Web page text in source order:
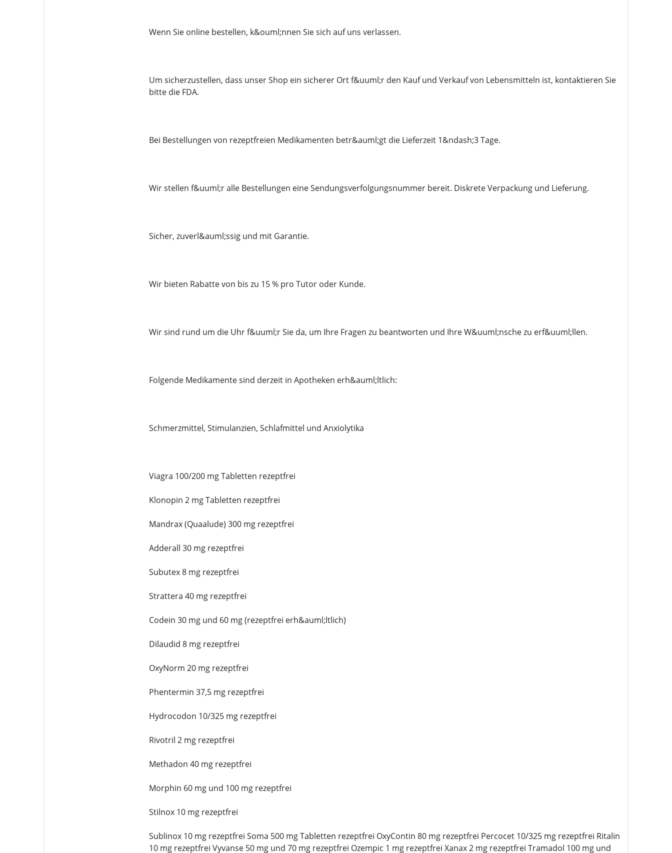
Wenn Sie online bestellen, k&ouml;nnen Sie sich auf uns verlassen.
Um sicherzustellen, dass unser Shop ein sicherer Ort f&uuml;r den Kauf und Verkauf von Lebensmitteln ist, kontaktieren Sie
bitte die FDA.
Bei Bestellungen von rezeptfreien Medikamenten betr&auml;gt die Lieferzeit 1&ndash;3 Tage.
Wir stellen f&uuml;r alle Bestellungen eine Sendungsverfolgungsnummer bereit. Diskrete Verpackung und Lieferung.
Sicher, zuverl&auml;ssig und mit Garantie.
Wir bieten Rabatte von bis zu 15 % pro Tutor oder Kunde.
Wir sind rund um die Uhr f&uuml;r Sie da, um Ihre Fragen zu beantworten und Ihre W&uuml;nsche zu erf&uuml;llen.
Folgende Medikamente sind derzeit in Apotheken erh&auml;ltlich:
Schmerzmittel, Stimulanzien, Schlafmittel und Anxiolytika
Viagra 100/200 mg Tabletten rezeptfrei
Klonopin 2 mg Tabletten rezeptfrei
Mandrax (Quaalude) 300 mg rezeptfrei
Adderall 30 mg rezeptfrei
Subutex 8 mg rezeptfrei
Strattera 40 mg rezeptfrei
Codein 30 mg und 60 mg (rezeptfrei erh&auml;ltlich)
Dilaudid 8 mg rezeptfrei
OxyNorm 20 mg rezeptfrei
Phentermin 37,5 mg rezeptfrei
Hydrocodon 10/325 mg rezeptfrei
Rivotril 2 mg rezeptfrei
Methadon 40 mg rezeptfrei
Morphin 60 mg und 100 mg rezeptfrei
Stilnox 10 mg rezeptfrei
Sublinox 10 mg rezeptfrei Soma 500 mg Tabletten rezeptfrei OxyContin 80 mg rezeptfrei Percocet 10/325 mg rezeptfrei Ritalin
10 mg rezeptfrei Vyvanse 50 mg und 70 mg rezeptfrei Ozempic 1 mg rezeptfrei Xanax 2 mg rezeptfrei Tramadol 100 mg und